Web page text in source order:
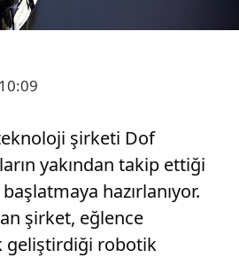
şirketi Dof
yakından takip ettiği
hazırlanıyor.
şirket, eğlence
geliştirdiği robotik